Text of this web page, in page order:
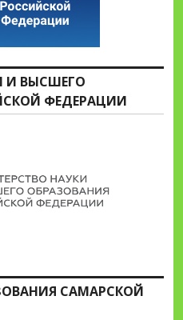
И ВЫСШЕГО
ФЕДЕРАЦИИ
САМАРСКОЙ